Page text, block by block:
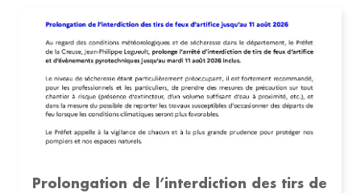
Prolongation de l’interdiction des tirs de